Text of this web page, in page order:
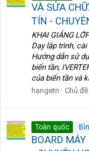
VÀ SỬA
TÍN -
KHAI GIẢNG
Dạy lập trình, cài
Hướng dẫn sử
biến tần,
của biến tần và
hangetn
Chủ đề
Toàn quốc
BOARD